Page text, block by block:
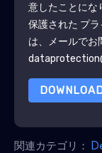
意したことにな
保護された プ
は、メールでお
関連カテゴリ：